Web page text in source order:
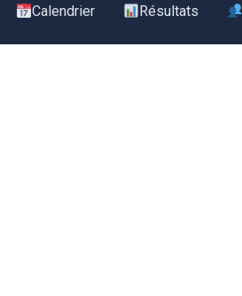
Calendrier Résultats